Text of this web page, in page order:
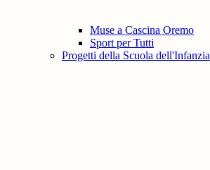
Muse a Cascina Oremo
Sport per Tutti
Progetti della Scuola dell'Infanzia